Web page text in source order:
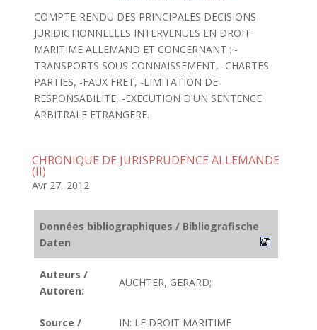
COMPTE-RENDU DES PRINCIPALES DECISIONS
JURIDICTIONNELLES INTERVENUES EN DROIT
MARITIME ALLEMAND ET CONCERNANT : -
TRANSPORTS SOUS CONNAISSEMENT, -CHARTES-
PARTIES, -FAUX FRET, -LIMITATION DE
RESPONSABILITE, -EXECUTION D'UN SENTENCE
ARBITRALE ETRANGERE.
CHRONIQUE DE JURISPRUDENCE ALLEMANDE
(II)
Avr 27, 2012
Données bibliographiques / Bibliografische
Daten
Auteurs /
Autoren:
AUCHTER, GERARD;
Source /
IN: LE DROIT MARITIME